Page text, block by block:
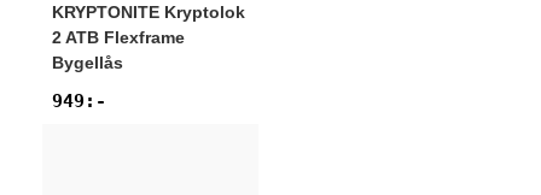
KRYPTONITE Kryptolok
2 ATB Flexframe
Bygellås
949 :-